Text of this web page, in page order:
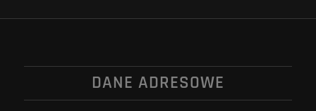
DANE ADRESOWE